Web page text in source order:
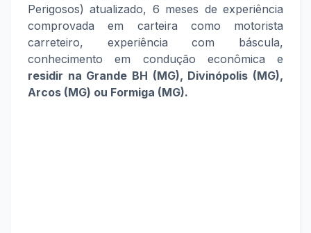
Perigosos) atualizado, 6 meses de experiência
comprovada em carteira como motorista
carreteiro, experiência com báscula,
conhecimento em condução econômica e
residir na Grande BH (MG), Divinópolis (MG),
Arcos (MG) ou Formiga (MG).